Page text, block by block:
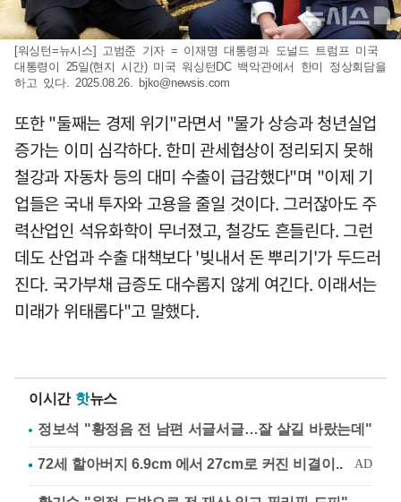
[워싱턴=뉴시스] 고범준 기자 = 이재명 대통령과 도널드 트럼프 미국
대통령이 25일(현지 시간) 미국 워싱턴DC 백악관에서 한미 정상회담을
하고 있다. 2025.08.26. bjko@newsis.com
또한 "둘째는 경제 위기"라면서 "물가 상승과 청년실업
증가는 이미 심각하다. 한미 관세협상이 정리되지 못해
철강과 자동차 등의 대미 수출이 급감했다"며 "이제 기
업들은 국내 투자와 고용을 줄일 것이다. 그러잖아도 주
력산업인 석유화학이 무너졌고, 철강도 흔들린다. 그런
데도 산업과 수출 대책보다 '빚내서 돈 뿌리기'가 두드러
진다. 국가부채 급증도 대수롭지 않게 여긴다. 이래서는
미래가 위태롭다"고 말했다.
이시간 핫뉴스
정보석 "황정음 전 남편 서글서글…잘 살길 바랐는데"